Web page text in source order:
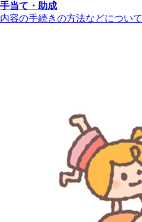
手当て・助成
内容の手続きの方法などについて